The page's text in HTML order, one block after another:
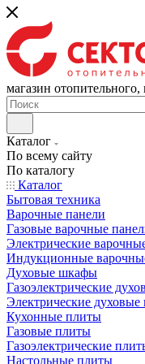
магазин
Каталог
По всему сайту
По каталогу
Каталог
Бытовая техника
Варочные панели
Газовые варочные
Электрические
Индукционные
Духовые шкафы
Газоэлектрические
Электрические
Кухонные плиты
Газовые плиты
Газоэлектрические
Настольные плиты